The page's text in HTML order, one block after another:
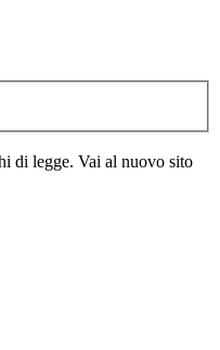
di legge. Vai al nuovo sito